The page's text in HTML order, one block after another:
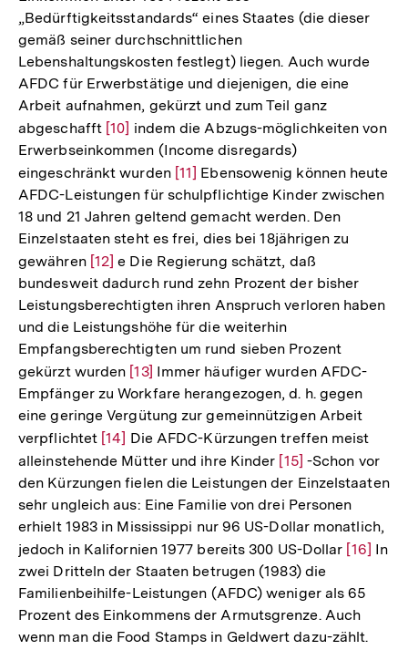
„Bedürftigkeitsstandards“ eines Staates (die dieser
gemäß seiner durchschnittlichen
Lebenshaltungskosten festlegt) liegen. Auch wurde
AFDC für Erwerbstätige und diejenigen, die eine
Arbeit aufnahmen, gekürzt und zum Teil ganz
abgeschafft Zur
Auflösung
der
Fußnote
[10] indem die Abzugs-möglichkeiten von
Erwerbseinkommen (Income disregards)
eingeschränkt wurden Zur
Auflösung
der
Fußnote
[11] Ebensowenig können heute
AFDC-Leistungen für schulpflichtige Kinder zwischen
18 und 21 Jahren geltend gemacht werden. Den
Einzelstaaten steht es frei, dies bei 18jährigen zu
gewähren Zur
Auflösung
der
Fußnote
[12] e Die Regierung schätzt, daß
bundesweit dadurch rund zehn Prozent der bisher
Leistungsberechtigten ihren Anspruch verloren haben
und die Leistungshöhe für die weiterhin
Empfangsberechtigten um rund sieben Prozent
gekürzt wurden Zur
Auflösung
der
Fußnote
[13] Immer häufiger wurden AFDC-
Empfänger zu Workfare herangezogen, d. h. gegen
eine geringe Vergütung zur gemeinnützigen Arbeit
verpflichtet Zur
Auflösung
der
Fußnote
[14] Die AFDC-Kürzungen treffen meist
alleinstehende Mütter und ihre Kinder Zur
Auflösung
der
Fußnote
[15] -Schon vor
den Kürzungen fielen die Leistungen der Einzelstaaten
sehr ungleich aus: Eine Familie von drei Personen
erhielt 1983 in Mississippi nur 96 US-Dollar monatlich,
jedoch in Kalifornien 1977 bereits 300 US-Dollar Zur
der
Fußnote
[16] In
zwei Dritteln der Staaten betrugen (1983) die
Familienbeihilfe-Leistungen (AFDC) weniger als 65
Prozent des Einkommens der Armutsgrenze. Auch
wenn man die Food Stamps in Geldwert dazu-zählt.